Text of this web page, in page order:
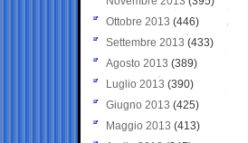
Ottobre 2013 (446)
Settembre 2013 (433)
Agosto 2013 (389)
Luglio 2013 (390)
Giugno 2013 (425)
Maggio 2013 (413)